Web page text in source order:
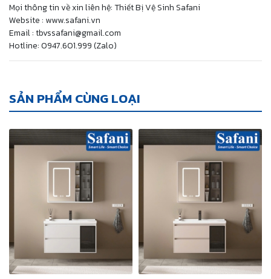
Mọi thông tin về xin liên hệ: Thiết Bị Vệ Sinh Safani
Website : www.safani.vn
Email : tbvssafani@gmail.com
Hotline: 0947.601.999 (Zalo)
SẢN PHẨM CÙNG LOẠI